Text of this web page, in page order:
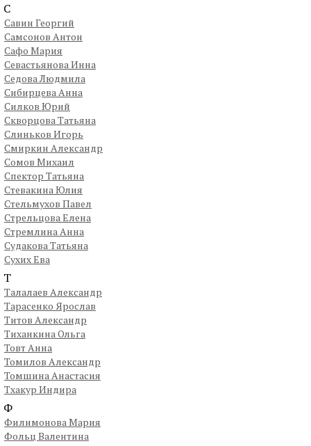
С
Савин Георгий
Самсонов Антон
Сафо Мария
Севастьянова Инна
Седова Людмила
Сибирцева Анна
Силков Юрий
Скворцова Татьяна
Слиньков Игорь
Смиркин Александр
Сомов Михаил
Спектор Татьяна
Стевакина Юлия
Стельмухов Павел
Стрельцова Елена
Стремлина Анна
Судакова Татьяна
Сухих Ева
Т
Талалаев Александр
Тарасенко Ярослав
Титов Александр
Тиханкина Ольга
Товт Анна
Томилов Александр
Томшина Анастасия
Тхакур Индира
Ф
Филимонова Мария
Фольц Валентина